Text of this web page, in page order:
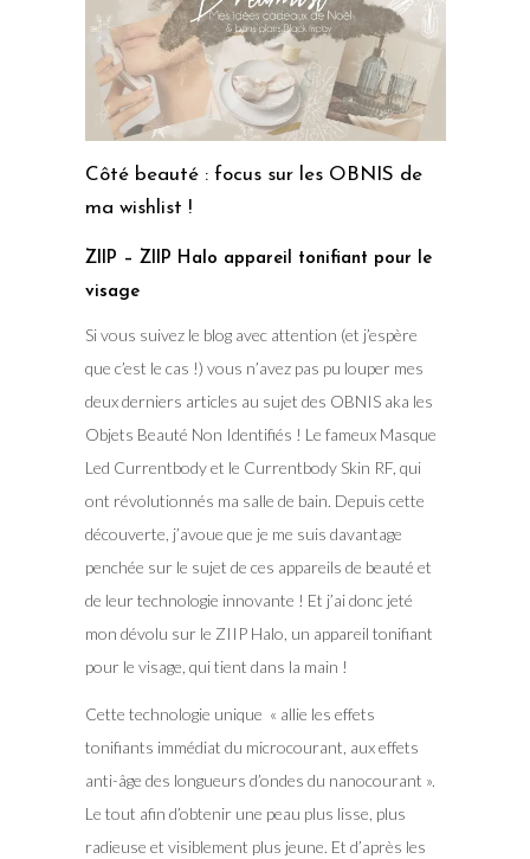
Côté beauté : focus sur les OBNIS de
ma wishlist !
ZIIP – ZIIP Halo appareil tonifiant pour le
visage
Si vous suivez le blog avec attention (et j’espère
que c’est le cas !) vous n’avez pas pu louper mes
deux derniers articles au sujet des OBNIS aka les
Objets Beauté Non Identifiés ! Le fameux Masque
Led Currentbody et le Currentbody Skin RF, qui
ont révolutionnés ma salle de bain. Depuis cette
découverte, j’avoue que je me suis davantage
penchée sur le sujet de ces appareils de beauté et
de leur technologie innovante ! Et j’ai donc jeté
mon dévolu sur le ZIIP Halo, un appareil tonifiant
pour le visage, qui tient dans la main !
Cette technologie unique « allie les effets
tonifiants immédiat du microcourant, aux effets
anti-âge des longueurs d’ondes du nanocourant ».
Le tout afin d’obtenir une peau plus lisse, plus
radieuse et visiblement plus jeune. Et d’après les